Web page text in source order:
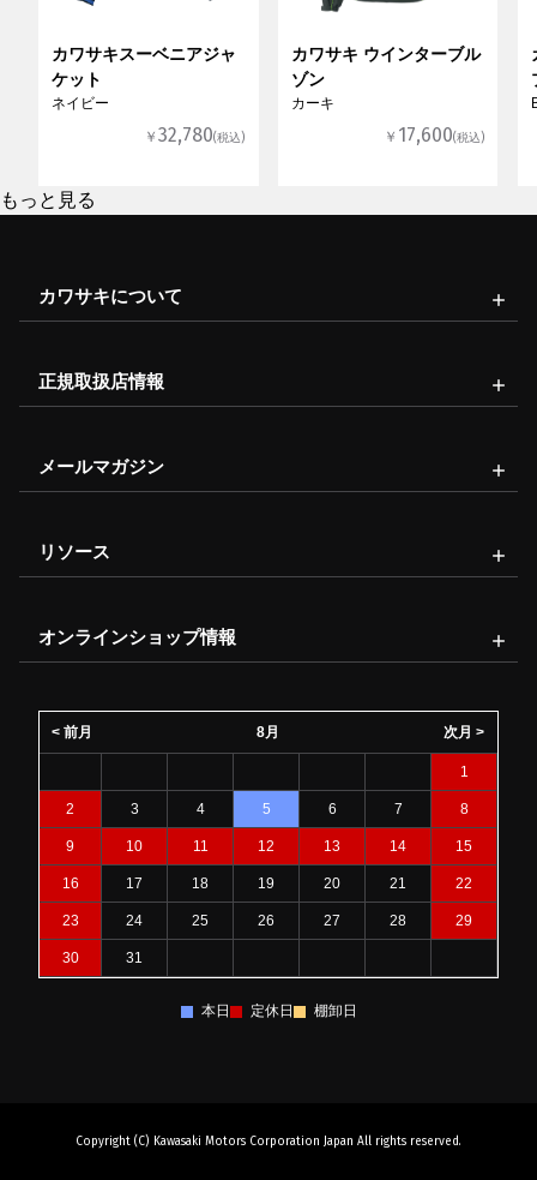
カワサキスーベニアジャ
ケット
ネイビー
￥32,780(税込)
カワサキ ウインターブル
ゾン
カーキ
￥ 17,600(税込)
もっと見る
カワサキについて
正規取扱店情報
メールマガジン
リソース
オンラインショップ情報
8月
< 前月 次月 >
1
2 3 4 5 6 7 8
9 10 11 12 13 14 15
16 17 18 19 20 21 22
23 24 25 26 27 28 29
30 31
本日 定休日 棚卸日
Copyright (C) Kawasaki Motors Corporation Japan All rights reserved.